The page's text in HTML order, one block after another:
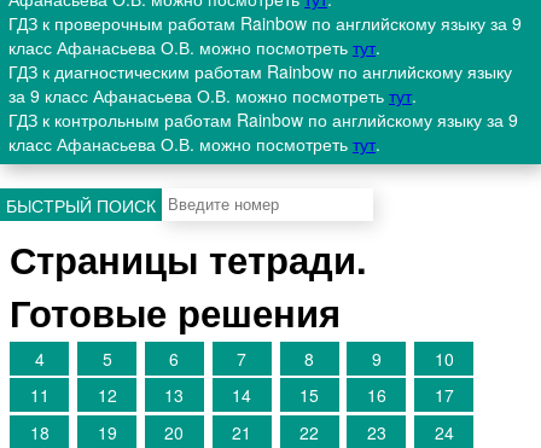
ГДЗ к проверочным работам Rainbow по английскому языку за 9
класс Афанасьева О.В. можно посмотреть тут.
ГДЗ к диагностическим работам Rainbow по английскому языку
за 9 класс Афанасьева О.В. можно посмотреть тут.
ГДЗ к контрольным работам Rainbow по английскому языку за 9
класс Афанасьева О.В. можно посмотреть тут.
БЫСТРЫЙ ПОИСК
Страницы тетради.
Готовые решения
4 5 6 7 8 9
10
11
12 13 14 15 16
17
18
19 20 21 22 23
24